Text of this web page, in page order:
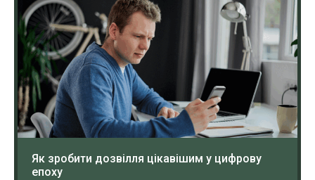
Як зробити дозвілля цікавішим у цифрову
епоху